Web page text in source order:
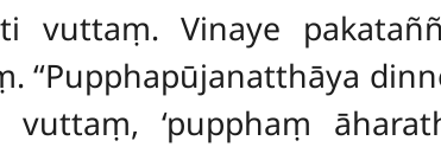
vuttaṃ. Vinaye
‘‘Pupphapūjanatthāya
vuttaṃ, ‘pupphaṃ